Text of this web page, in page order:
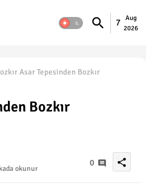
7
Aug
2026
Asar Tepesinden Bozkır
Bozkır
okunur
0 share